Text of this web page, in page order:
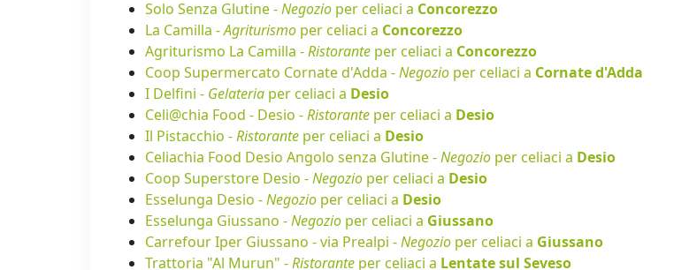
Solo Senza Glutine -Negozio per celiaci a Concorezzo
La Camilla -Agriturismo per celiaci a Concorezzo
Agriturismo La Camilla -Ristorante per celiaci a Concorezzo
Coop Supermercato Cornate d'Adda -Negozio per celiaci a Cornate d'Adda
I Delfini - Gelateria per celiaci a Desio
Celi@chia Food - Desio -Ristorante per celiaci a Desio
Il Pistacchio -Ristorante per celiaci a Desio
Celiachia Food Desio Angolo senza Glutine -Negozio per celiaci a Desio
Coop Superstore Desio -Negozio per celiaci a Desio
Esselunga Desio -Negozio per celiaci a Desio
Esselunga Giussano -Negozio per celiaci a Giussano
Carrefour Iper Giussano - via Prealpi -Negozio per celiaci a Giussano
Trattoria "Al Murun" -Ristorante per celiaci a Lentate sul Seveso